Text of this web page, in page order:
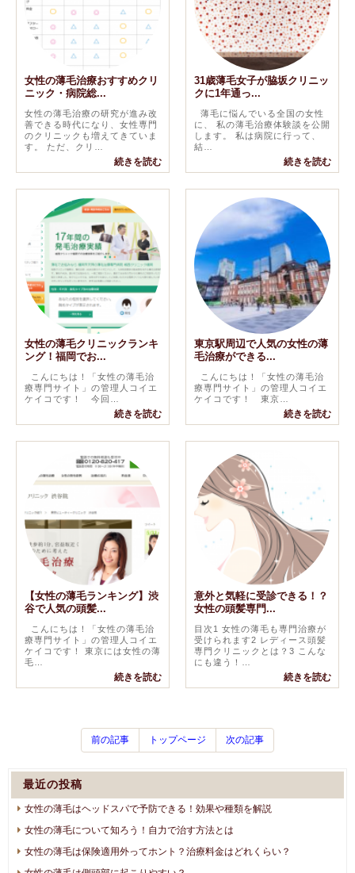
女性の薄毛治療おすすめクリ
ニック・病院総...
女性の薄毛治療の研究が進み改
善できる時代になり、女性専門
のクリニックも増えてきていま
す。 ただ、クリ…
続きを読む
31歳薄毛女子が脇坂クリニッ
クに1年通っ...
薄毛に悩んでいる全国の女性
に、 私の薄毛治療体験談を公開
します。 私は病院に行って、
結…
続きを読む
女性の薄毛クリニックランキ
ング！福岡でお...
こんにちは！「女性の薄毛治
療専門サイト」の管理人コイエ
ケイコです！ 今回…
続きを読む
東京駅周辺で人気の女性の薄
毛治療ができる...
こんにちは！「女性の薄毛治
療専門サイト」の管理人コイエ
ケイコです！ 東京…
続きを読む
【女性の薄毛ランキング】渋
谷で人気の頭髪...
こんにちは！「女性の薄毛治
療専門サイト」の管理人コイエ
ケイコです！ 東京には女性の薄
毛…
続きを読む
意外と気軽に受診できる！？
女性の頭髪専門...
目次1 女性の薄毛も専門治療が
受けられます2 レディース頭髪
専門クリニックとは？3 こんな
にも違う！…
続きを読む
前の記事 トップページ 次の記事
最近の投稿
女性の薄毛はヘッドスパで予防できる！効果や種類を解説
女性の薄毛について知ろう！自力で治す方法とは
女性の薄毛は保険適用外ってホント？治療料金はどれくらい？